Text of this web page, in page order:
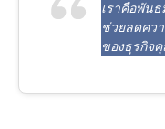
เราคือพัน
ช่วยลดควา
ของธุรกิจ